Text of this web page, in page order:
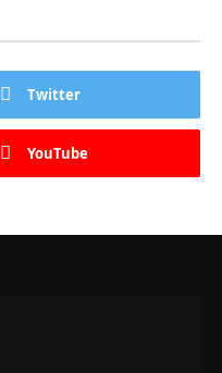
Twitter
YouTube